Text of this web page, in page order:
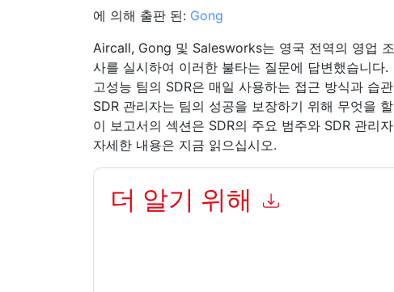
에 의해 출판 된: Gong
Aircall, Gong 및 Salesworks는 영국 전역의 영업
사를 실시하여 이러한 불타는 질문에 답변했습니다.
고성능 팀의 SDR은 매일 사용하는 접근 방식과 습
SDR 관리자는 팀의 성공을 보장하기 위해 무엇을
이 보고서의 섹션은 SDR의 주요 범주와 SDR 관리
자세한 내용은 지금 읽으십시오.
더 알기 위해